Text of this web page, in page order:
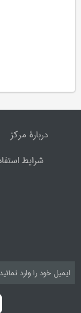
دربارۀ مرکز
شرایط